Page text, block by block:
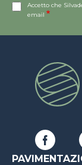
Accetto che
email